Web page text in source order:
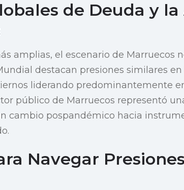
de Deuda y
amplias, el escenario de Marruecos
destacan presiones similares
liderando predominantemente
público de Marruecos representó
cambio pospandémico hacia
Navegar Presiones